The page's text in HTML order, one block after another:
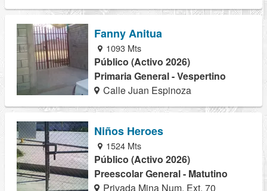
Fanny Anitua
1093 Mts
Público (Activo 2026)
Primaria General - Vespertino
Calle Juan Espinoza
Niños Heroes
1524 Mts
Público (Activo 2026)
Preescolar General - Matutino
Privada Mina Num. Ext. 70